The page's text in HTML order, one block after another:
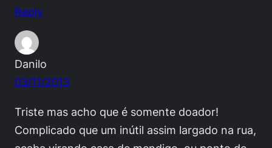
Reply
Danilo
03/11/2013
Triste mas acho que é somente doador!
Complicado que um inútil assim largado na rua,